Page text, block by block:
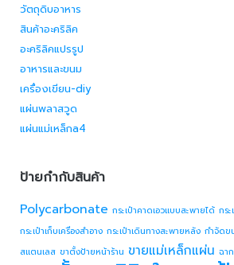
วัตถุดิบอาหาร
สินค้าอะคริลิค
อะคริลิคแปรรูป
อาหารและขนม
เครื่องเขียน-diy
แผ่นพลาสวูด
แผ่นแม่เหล็กa4
ป้ายกำกับสินค้า
Polycarbonate กระเป๋าคาดเอวแบบสะพายได้ กร
กระเป๋าเก็บเครื่องสำอาง กระเป๋าเดินทางสะพายหลัง กำจัดข
สแตนเลส ขาตั้งป้ายหน้าร้าน ขายแม่เหล็กแผ่น ฉา